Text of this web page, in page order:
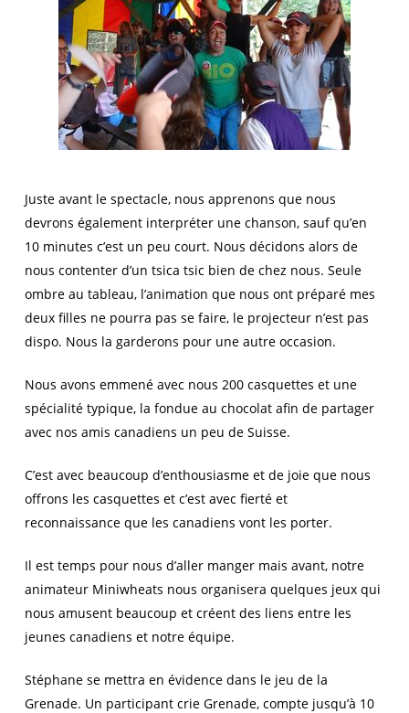
Juste avant le spectacle, nous apprenons que nous
devrons également interpréter une chanson, sauf qu’en
10 minutes c’est un peu court. Nous décidons alors de
nous contenter d’un tsica tsic bien de chez nous. Seule
ombre au tableau, l’animation que nous ont préparé mes
deux filles ne pourra pas se faire, le projecteur n’est pas
dispo. Nous la garderons pour une autre occasion.
Nous avons emmené avec nous 200 casquettes et une
spécialité typique, la fondue au chocolat afin de partager
avec nos amis canadiens un peu de Suisse.
C’est avec beaucoup d’enthousiasme et de joie que nous
offrons les casquettes et c’est avec fierté et
reconnaissance que les canadiens vont les porter.
Il est temps pour nous d’aller manger mais avant, notre
animateur Miniwheats nous organisera quelques jeux qui
nous amusent beaucoup et créent des liens entre les
jeunes canadiens et notre équipe.
Stéphane se mettra en évidence dans le jeu de la
Grenade. Un participant crie Grenade, compte jusqu’à 10